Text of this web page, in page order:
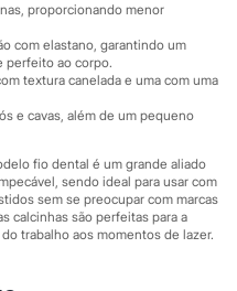
proporcionando menor
com elastano, garantindo um
perfeito ao corpo.
textura canelada e uma com uma
e cavas, além de um pequeno
fio dental é um grande aliado
sendo ideal para usar com
sem se preocupar com marcas
calcinhas são perfeitas para a
trabalho aos momentos de lazer.